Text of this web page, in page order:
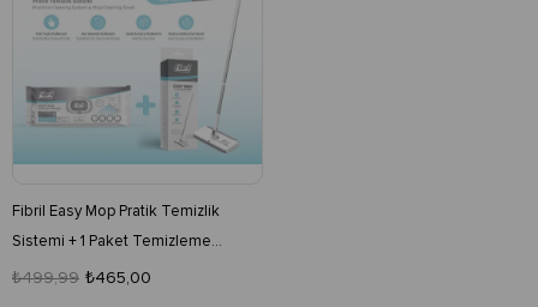
Fibril Easy Mop Pratik Temizlik
Sistemi + 1 Paket Temizleme
Havlusu 40 Yaprak
₺465,00
₺499,99